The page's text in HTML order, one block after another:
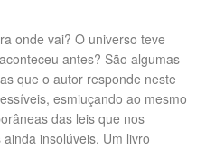
onde vai? O universo teve
antes? São algumas
que o autor responde neste
esmiuçando ao mesmo
das leis que nos
insolúveis. Um livro